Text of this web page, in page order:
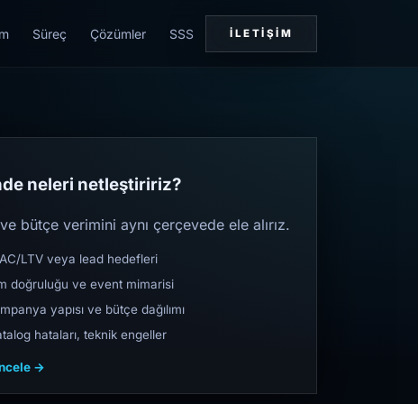
Süreç Çözümler SSS İLETIŞIM
neleri netleştiririz?
bütçe verimini aynı çerçevede ele alırız.
LTV veya lead hedefleri
doğruluğu ve event mimarisi
yapısı ve bütçe dağılımı
hataları, teknik engeller
→